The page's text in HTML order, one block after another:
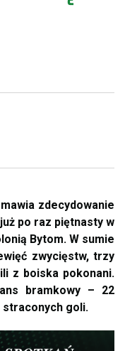
zdecydowanie
po raz piętnasty w
Bytom. W sumie
zwycięstw, trzy
z boiska pokonani.
bramkowy – 22
straconych goli.